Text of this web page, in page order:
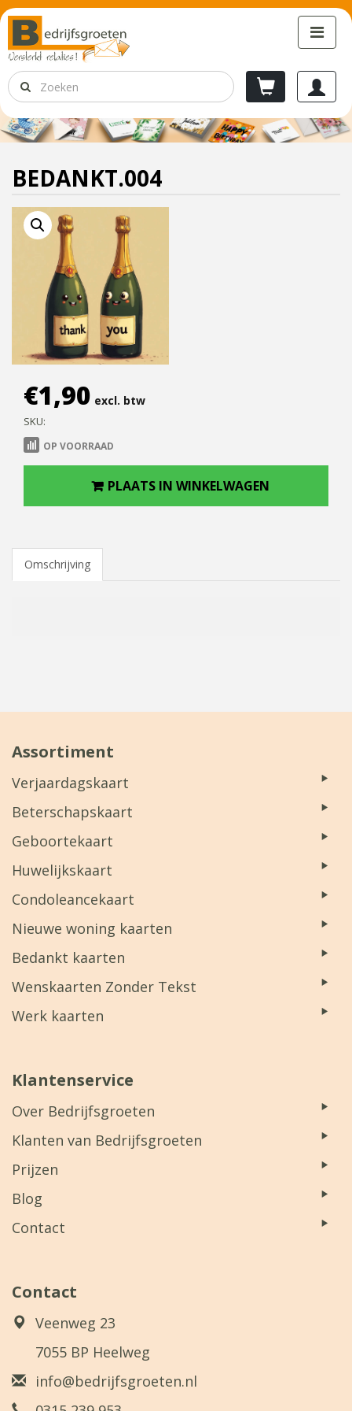
BEDANKT.004
€1,90 excl. btw
SKU:
OP VOORRAAD
PLAATS IN WINKELWAGEN
Omschrijving
Assortiment
Verjaardagskaart
Beterschapskaart
Geboortekaart
Huwelijkskaart
Condoleancekaart
Nieuwe woning kaarten
Bedankt kaarten
Wenskaarten Zonder Tekst
Werk kaarten
Klantenservice
Over Bedrijfsgroeten
Klanten van Bedrijfsgroeten
Prijzen
Blog
Contact
Contact
Veenweg 23
7055 BP Heelweg
info@bedrijfsgroeten.nl